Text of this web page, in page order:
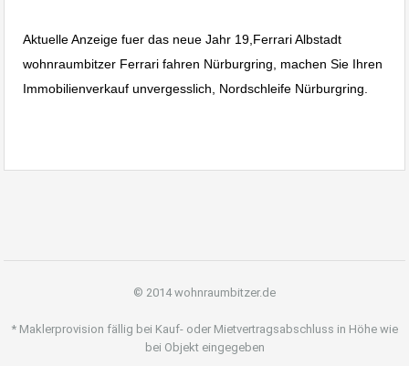
Aktuelle Anzeige fuer das neue Jahr 19,Ferrari Albstadt
wohnraumbitzer Ferrari fahren Nürburgring, machen Sie Ihren
Immobilienverkauf unvergesslich, Nordschleife Nürburgring.
© 2014 wohnraumbitzer.de
* Maklerprovision fällig bei Kauf- oder Mietvertragsabschluss in Höhe wie
bei Objekt eingegeben